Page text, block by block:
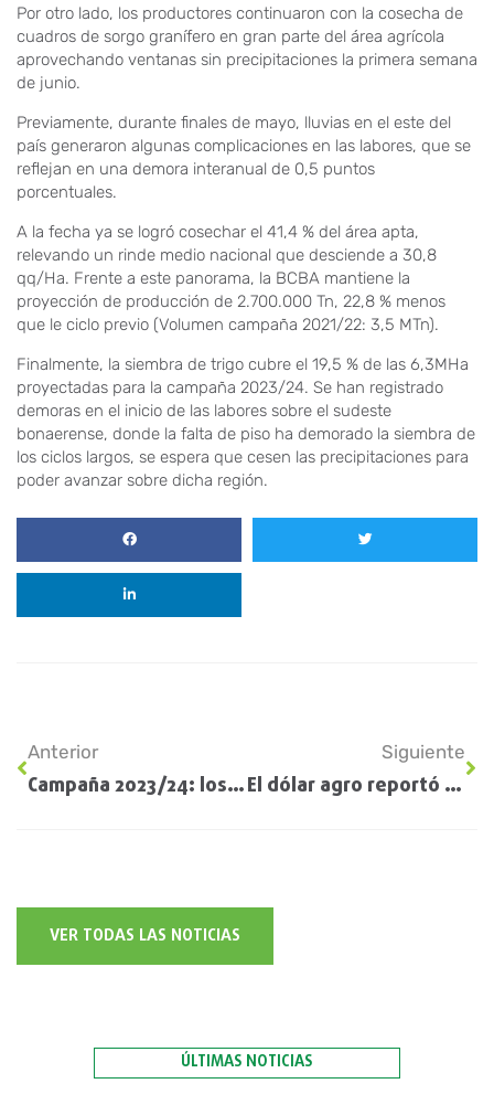
Por otro lado, los productores continuaron con la cosecha de
cuadros de sorgo granífero en gran parte del área agrícola
aprovechando ventanas sin precipitaciones la primera semana
de junio.
Previamente, durante finales de mayo, lluvias en el este del
país generaron algunas complicaciones en las labores, que se
reflejan en una demora interanual de 0,5 puntos
porcentuales.
A la fecha ya se logró cosechar el 41,4 % del área apta,
relevando un rinde medio nacional que desciende a 30,8
qq/Ha. Frente a este panorama, la BCBA mantiene la
proyección de producción de 2.700.000 Tn, 22,8 % menos
que le ciclo previo (Volumen campaña 2021/22: 3,5 MTn).
Finalmente, la siembra de trigo cubre el 19,5 % de las 6,3MHa
proyectadas para la campaña 2023/24. Se han registrado
demoras en el inicio de las labores sobre el sudeste
bonaerense, donde la falta de piso ha demorado la siembra de
los ciclos largos, se espera que cesen las precipitaciones para
poder avanzar sobre dicha región.
Anterior
Campaña 2023/24: los precios internacionales tenderán a la baja; a la Argentina el clima le dará “una mano”
Siguiente
El dólar agro reportó grandes utilidades a los agroexportadores
VER TODAS LAS NOTICIAS
ÚLTIMAS NOTICIAS